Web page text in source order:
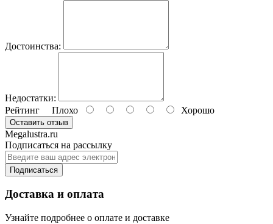
Достоинства:
Недостатки:
Рейтинг Плохо Хорошо
Оставить отзыв
Megalustra.ru
Подписаться на рассылку
Подписаться
Доставка и оплата
Узнайте подробнее о оплате и доставке